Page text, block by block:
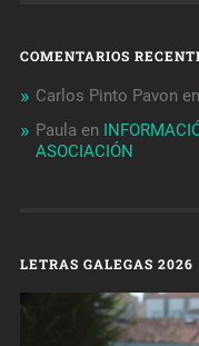
COMENTARIOS
Carlos Pinto Pavon en
Paula en
ASOCIACIÓN
LETRAS GALEGAS